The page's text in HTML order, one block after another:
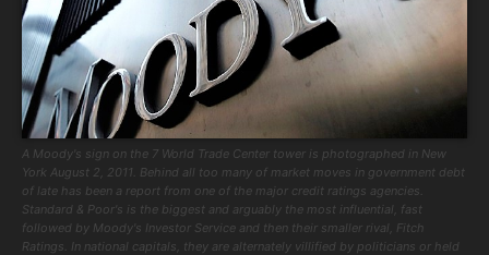
A Moody's sign on the 7 World Trade Center tower is photographed in New
York August 2, 2011. Behind all too many of market moves in government debt
of late has been a report from one of the major credit ratings agencies.
Standard & Poor's is the biggest and arguably the most influential, fast
followed by Moody's Investor Service and then their smaller rival, Fitch
Ratings. In national capitals, they are alternately villified by politicians or held